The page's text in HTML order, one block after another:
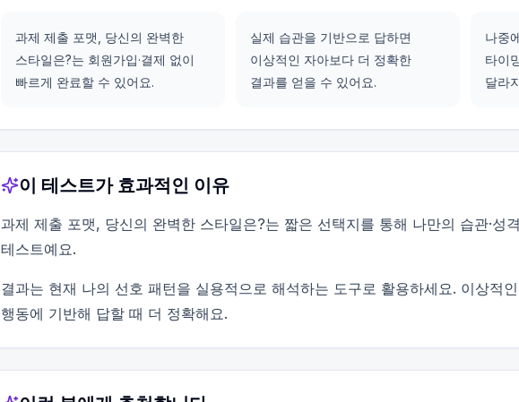
과제 제출 포맷, 당신의 완벽한
스타일은?는 회원가입·결제 없이
빠르게 완료할 수 있어요.
실제 습관을 기반으로 답하면
이상적인 자아보다 더 정확한
결과를 얻을 수 있어요.
나중
타이
달라
이 테스트가 효과적인 이유
과제 제출 포맷, 당신의 완벽한 스타일은?는 짧은 선택지를 통해 나만의 습관·성
테스트예요.
결과는 현재 나의 선호 패턴을 실용적으로 해석하는 도구로 활용하세요. 이상적
행동에 기반해 답할 때 더 정확해요.